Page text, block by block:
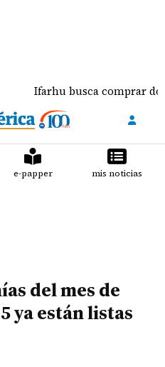
busca comprar dos de sus
e-papper mis noticias
del mes de
ya están listas